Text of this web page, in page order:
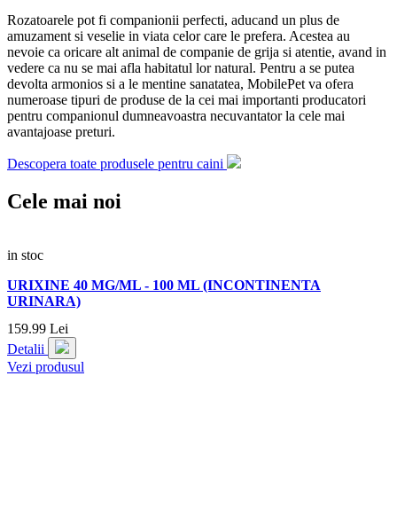
Rozatoarele pot fi companionii perfecti, aducand un plus de
amuzament si veselie in viata celor care le prefera. Acestea au
nevoie ca oricare alt animal de companie de grija si atentie, avand in
vedere ca nu se mai afla habitatul lor natural. Pentru a se putea
devolta armonios si a le mentine sanatatea, MobilePet va ofera
numeroase tipuri de produse de la cei mai importanti producatori
pentru companionul dumneavoastra necuvantator la cele mai
avantajoase preturi.
Descopera toate produsele pentru caini
Cele mai noi
in stoc
URIXINE 40 MG/ML - 100 ML (INCONTINENTA
URINARA)
159.99 Lei
Detalii
Vezi produsul